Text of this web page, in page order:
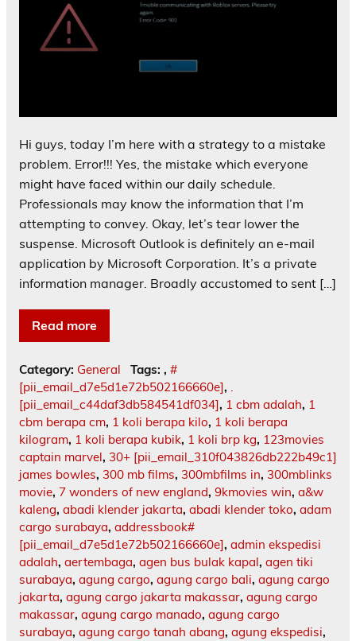
Hi guys, today I’m here with a strategy to a mistake
problem. Error!!! Yes, the mistake which everyone
might have faced within our daily schedule.
Professionals may know the information that I’m
attempting to convey. Okay, let’s tear lower the
suspense. Microsoft Outlook is definitely an e-mail
application by Microsoft Corporation. It’s a private
information manager. Broadly accustomed to sent […]
Read more
Category: General Tags: , #
[pii_email_d7e5d1e72b502166660e], .
[pii_email_c44daf3db584541df034], 1 cbm adalah, 1
cbm berapa cm, 1 koli berapa kilo, 1 koli berapa
kilogram, 1 koli berapa kubik, 1 koli brp kg, 123movies
captain marvel, 30+ [pii_email_310f043826db222b49c1]
james bowles, 300 mb films, 300mbfilms in, 300mblinks
movie, 7 wonders of new england, 9kmovies win, a&w
kaleng, abadi klender jakarta, abadi klender toko, adam
cargo surabaya, addressbook#
[pii_email_d7e5d1e72b502166660e], admin ekspedisi
adalah, aertembaga, agen bus bulak kapal, agen tiki
surabaya, agung cargo, agung cargo bali, agung cargo
jakarta, agung cargo jakarta makassar, agung cargo
makassar, agung cargo manado, agung cargo
surabaya, agung cargo tanah abang, agung ekspedisi,